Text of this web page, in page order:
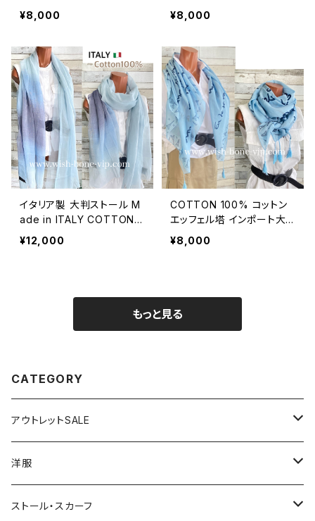
ロングストール・心地よい肌
触りのスカーフ/ネイビー＆
¥8,000
判・ロングストール・通気
性・肌触り良いスカーフ/エ
¥8,000
イタリア製 大判ストール M
ade in ITALY COTTON 1
00% コットン｜ロングスト
ール・心地よい肌触りのスカ
¥12,000
COTTON 100% コットン
エッフェル塔 インポート大
判ストール ・心地よい肌触
りのスカーフ/ブルー＆ネイ
¥8,000
もっと見る
CATEGORY
アウトレットSALE
1000円
2000円
洋服
インポートワンピース
ストール・スカーフ